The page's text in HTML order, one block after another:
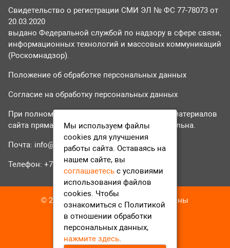
Свидетельство о регистрации СМИ ЭЛ № ФС 77-78073 от
20.03.2020
выдано Федеральной службой по надзору в сфере связи,
информационных технологий и массовых коммуникаций
(Роскомнадзор).
Положение об обработке персональных данных
Согласие на обработку персональных данных
При полном или частичном использовании материалов
сайта прямая гиперссылка на tvr24.tv обязательна.
Почта: info@tvr24.tv
Телефон: +7 (496) 551-04-95
© 2016-2023 ТВР24 Все права защищены
Мы используем файлы
cookies для улучшения
работы сайта. Оставаясь на
нашем сайте, вы
соглашаетесь с условиями
использования файлов
cookies. Чтобы
ознакомиться с Политикой
в отношении обработки
персональных данных,
нажмите здесь.